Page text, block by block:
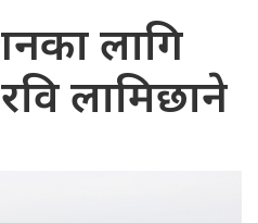
लागि
लामिछाने